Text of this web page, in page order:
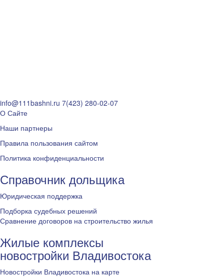
info@111bashni.ru 7(423) 280-02-07
О Сайте
Наши партнеры
Правила пользования сайтом
Политика конфиденциальности
Справочник дольщика
Юридическая поддержка
Подборка судебных решений
Сравнение договоров на строительство жилья
Жилые комплексы
новостройки Владивостока
Новостройки Владивостока на карте